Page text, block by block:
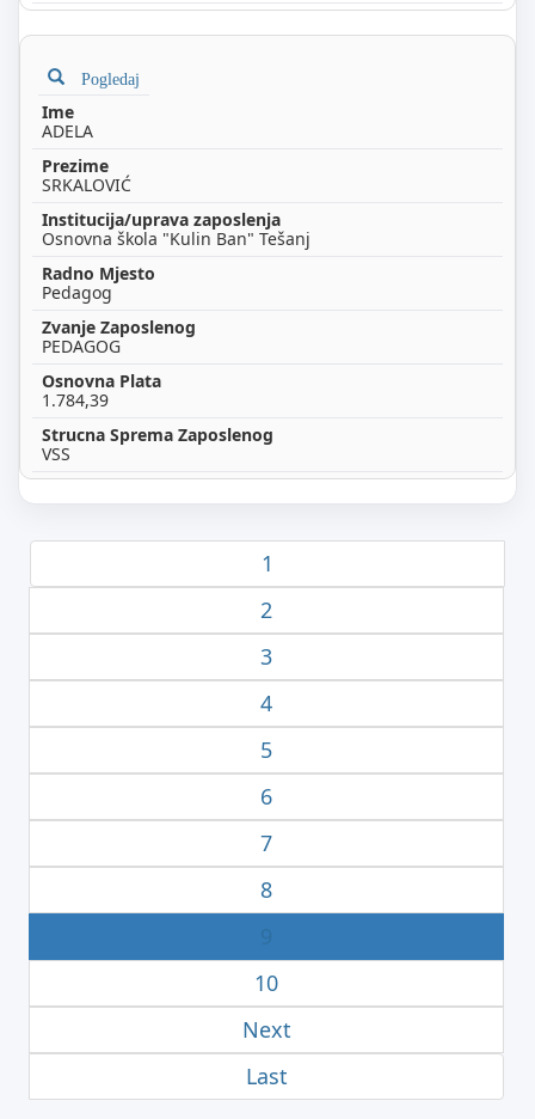
Pogledaj
ADELA
SRKALOVIĆ
Osnovna škola "Kulin Ban" Tešanj
Pedagog
PEDAGOG
1.784,39
VSS
1
2
3
4
5
6
7
8
9
10
Next
Last